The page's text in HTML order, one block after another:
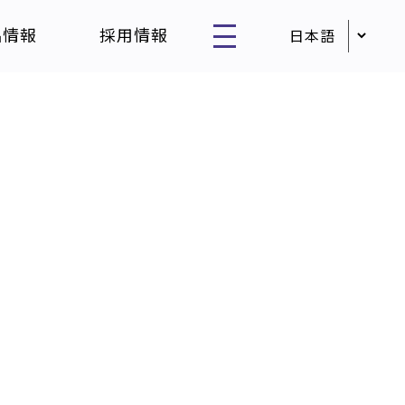
報 採用情報